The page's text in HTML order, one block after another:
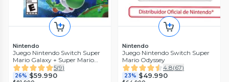
Nintendo
Juego Nintendo Switch Super
Mario Galaxy + Super Mario
Galaxy 2
5(9)
26% $59.990
Nintendo
Juego Nintendo Switch Super
Mario Odyssey
4.8(67)
23% $49.990